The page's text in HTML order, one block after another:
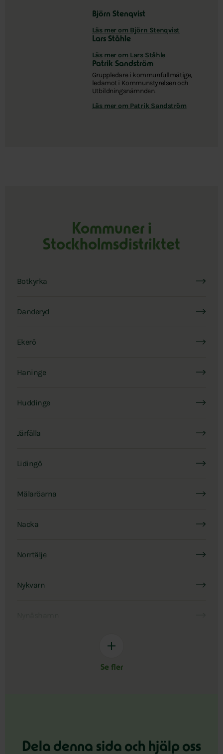
Björn Stenqvist
Läs mer om Björn Stenqvist
Lars Ståhle
Läs mer om Lars Ståhle
Patrik Sandström
Gruppledare i kommunfullmätige,
ledamot i Kommunstyrelsen och
Utbildningsnämnden.
Läs mer om Patrik Sandström
Kommuner i
Stockholmsdistriktet
Botkyrka
Danderyd
Ekerö
Haninge
Huddinge
Järfälla
Lidingö
Mälaröarna
Nacka
Norrtälje
Nykvarn
Se fler
Dela denna sida och hjälp oss